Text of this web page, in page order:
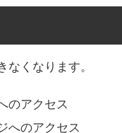
くなります。
のアクセス
へのアクセス